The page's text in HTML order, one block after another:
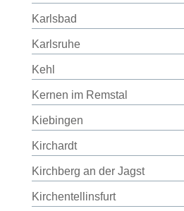
Karlsbad
Karlsruhe
Kehl
Kernen im Remstal
Kiebingen
Kirchardt
Kirchberg an der Jagst
Kirchentellinsfurt